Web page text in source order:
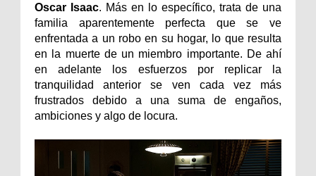
Oscar Isaac. Más en lo específico, trata de una
familia aparentemente perfecta que se ve
enfrentada a un robo en su hogar, lo que resulta
en la muerte de un miembro importante. De ahí
en adelante los esfuerzos por replicar la
tranquilidad anterior se ven cada vez más
frustrados debido a una suma de engaños,
ambiciones y algo de locura.